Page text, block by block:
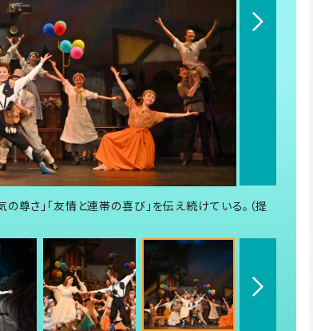
尊さ」「友情と連帯の喜び」を伝え続けている。（提